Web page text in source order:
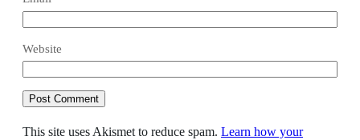
Website
This site uses Akismet to reduce spam. Learn how your